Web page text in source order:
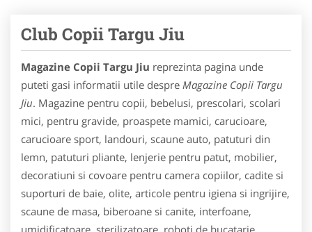
Club Copii Targu Jiu
Magazine Copii Targu Jiu reprezinta pagina unde
puteti gasi informatii utile despre Magazine Copii Targu
Jiu. Magazine pentru copii, bebelusi, prescolari, scolari
mici, pentru gravide, proaspete mamici, carucioare,
carucioare sport, landouri, scaune auto, patuturi din
lemn, patuturi pliante, lenjerie pentru patut, mobilier,
decoratiuni si covoare pentru camera copiilor, cadite si
suporturi de baie, olite, articole pentru igiena si ingrijire,
scaune de masa, biberoane si canite, interfoane,
umidificatoare, sterilizatoare, roboti de bucatarie,